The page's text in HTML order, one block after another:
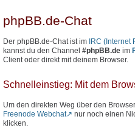
phpBB.de-Chat
Der phpBB.de-Chat ist im IRC (Internet
kannst du den Channel #phpBB.de im
Client oder direkt mit deinem Browser.
Schnelleinstieg: Mit dem
Um den direkten Weg über den
Freenode Webchat
nur noch einen
klicken.